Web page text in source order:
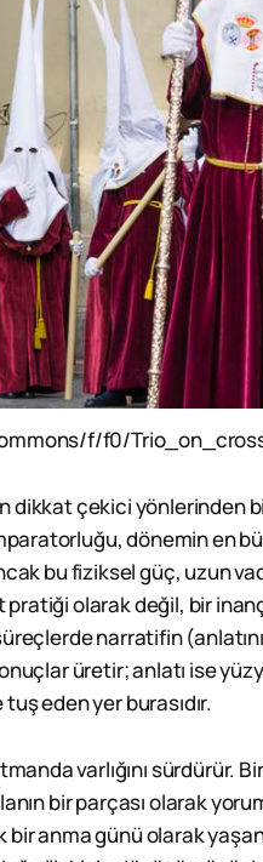
dikkat çekici yönlerinden
dönemin en
bu fiziksel güç, uzun
pratiği olarak değil, bir
narratifin
üretir; anlatı ise
eden yer burasıdır.
varlığını sürdürür.
bir parçası olarak
anma günü olarak